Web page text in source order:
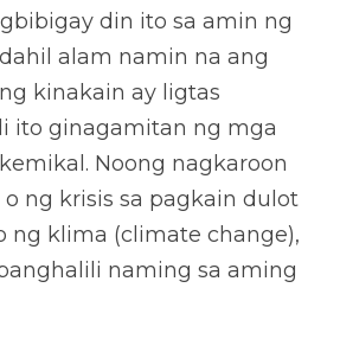
din ito sa amin ng
alam namin na ang
kinakain ay ligtas
ito ginagamitan ng mga
Noong nagkaroon
ng krisis sa pagkain dulot
ng klima (climate change),
naming sa aming